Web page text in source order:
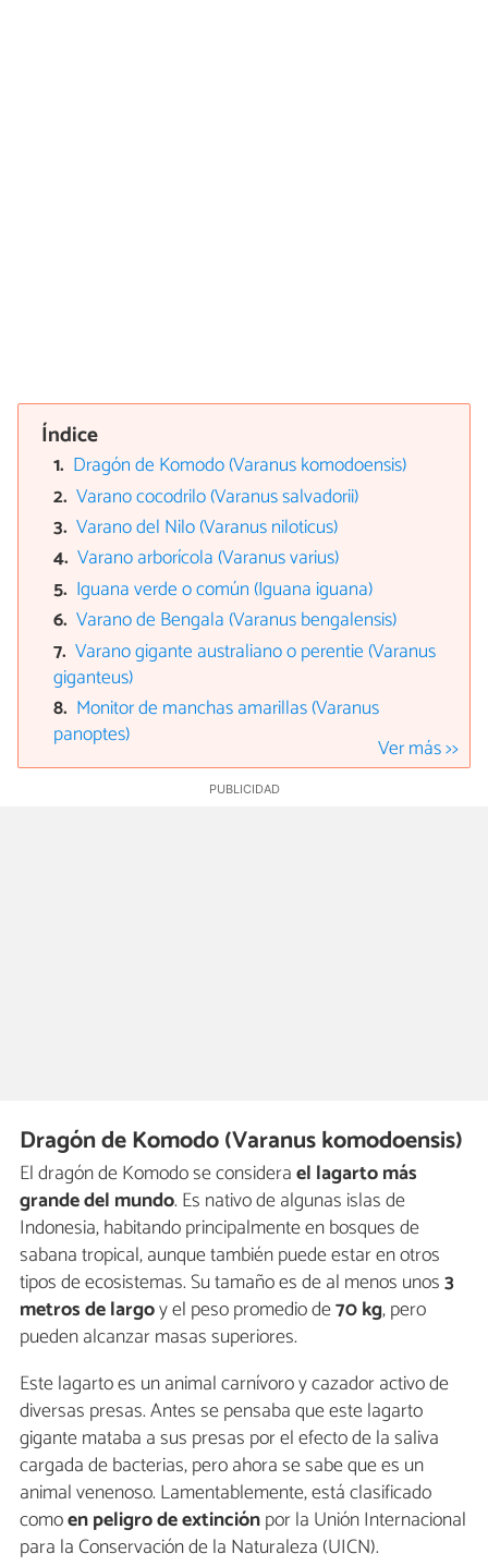
Índice
Dragón de Komodo (Varanus komodoensis)
Varano cocodrilo (Varanus salvadorii)
Varano del Nilo (Varanus niloticus)
Varano arborícola (Varanus varius)
Iguana verde o común (Iguana iguana)
Varano de Bengala (Varanus bengalensis)
Varano gigante australiano o perentie (Varanus
giganteus)
Monitor de manchas amarillas (Varanus
panoptes)
Ver más >>
Dragón de Komodo (Varanus komodoensis)
El dragón de Komodo se considerael lagarto más
grande del mundo. Es nativo de algunas islas de
Indonesia, habitando principalmente en bosques de
sabana tropical, aunque también puede estar en otros
tipos de ecosistemas. Su tamaño es de al menos unos3
metros de largoy el peso promedio de70 kg, pero
pueden alcanzar masas superiores.
Este lagarto es un animal carnívoro y cazador activo de
diversas presas. Antes se pensaba que este lagarto
gigante mataba a sus presas por el efecto de la saliva
cargada de bacterias, pero ahora se sabe que es un
animal venenoso. Lamentablemente, está clasificado
comoen peligro de extinciónpor la Unión Internacional
para la Conservación de la Naturaleza (UICN).